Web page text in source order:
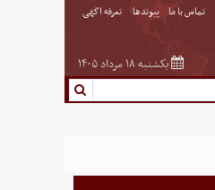
تماس با ما پیوندها تعرفه اگهی
یکشنبه ۱۸ مرداد ۱۴۰۵